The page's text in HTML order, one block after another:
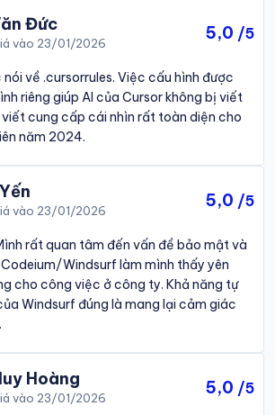
Đức
vào 23/01/2026 5,0 /5
về .cursorrules. Việc cấu hình được
riêng giúp AI của Cursor không bị viết
viết cung cấp cái nhìn rất toàn diện cho
năm 2024.
vào 23/01/2026 5,0 /5
rất quan tâm đến vấn đề bảo mật và
Windsurf làm mình thấy yên
cho công việc ở công ty. Khả năng tự
Windsurf đúng là mang lại cảm giác
Hoàng
vào 23/01/2026 5,0 /5